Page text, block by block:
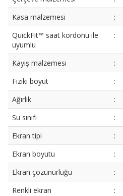
Kasa malzemesi
:
QuickFit™ saat kordonu ile
uyumlu
:
Kayış malzemesi :
Fiziki boyut
:
Ağırlık
:
Su sınıfı
:
Ekran tipi
:
Ekran boyutu
:
Ekran çözünürlüğü
:
Renkli ekran
: